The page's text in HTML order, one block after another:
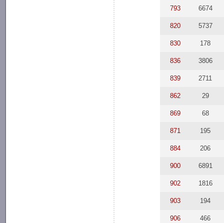
793 6674
820 5737
830 178
836 3806
839 2711
862 29
869 68
871 195
884 206
900 6891
902 1816
903 194
906 466